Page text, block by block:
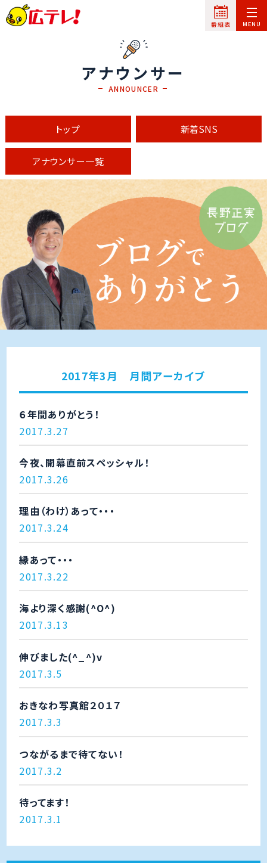
アナウンサー
ANNOUNCER
トップ 新着SNS
アナウンサー一覧
2017年3月 月間アーカイブ
６年間ありがとう！
2017.3.27
今夜、開幕直前スペッシャル！
2017.3.26
理由（わけ）あって・・・
2017.3.24
縁あって・・・
2017.3.22
海より深く感謝(^O^)
2017.3.13
伸びました(^_^)v
2017.3.5
おきなわ写真館２０１７
2017.3.3
つながるまで待てない！
2017.3.2
待ってます！
2017.3.1